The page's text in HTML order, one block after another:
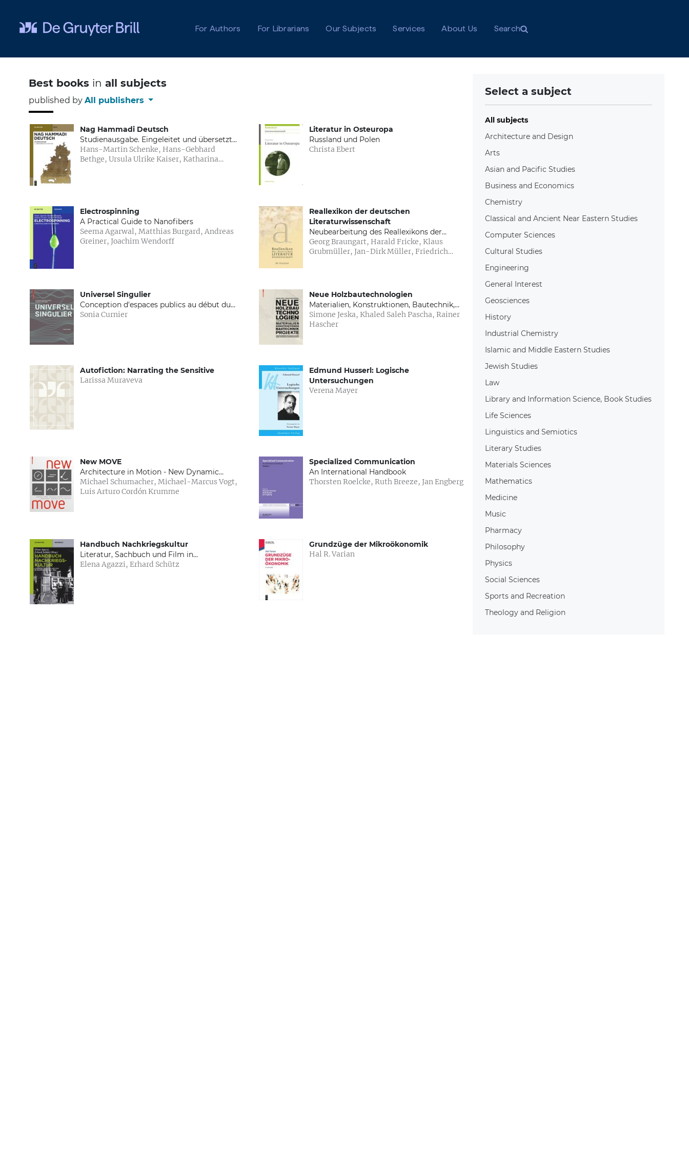
For Authors
For Librarians Our Subjects Services About Us Search
Best books in all subjects
published by All publishers
Nag Hammadi Deutsch
Studienausgabe. Eingeleitet und übersetzt
von Mitgliedern des Berliner Arbeitskreises
für Koptisch-Gnostische Schriften
Hans-Martin Schenke, Hans-Gebhard
Bethge, Ursula Ulrike Kaiser, Katharina
Literatur in Osteuropa
Russland und Polen
Christa Ebert
Electrospinning
A Practical Guide to Nanofibers
Seema Agarwal, Matthias Burgard, Andreas
Greiner, Joachim Wendorff
Reallexikon der deutschen
Literaturwissenschaft
Neubearbeitung des Reallexikons der
deutschen Literaturgeschichte. Bd. I: A – G.
Bd. II: H – O. Bd III: P – Z
Georg Braungart, Harald Fricke, Klaus
Grubmüller, Jan-Dirk Müller, Friedrich
Universel Singulier
Conception d'espaces publics au début du
XXIe siècle
Sonia Curnier
Neue Holzbautechnologien
Materialien, Konstruktionen, Bautechnik,
Projekte
Simone Jeska, Khaled Saleh Pascha, Rainer
Hascher
Autofiction: Narrating the Sensitive
Larissa Muraveva
Edmund Husserl: Logische
Untersuchungen
Verena Mayer
New MOVE
Architecture in Motion - New Dynamic
Components and Elements
Michael Schumacher, Michael-Marcus Vogt,
Luis Arturo Cordón Krumme
Specialized Communication
An International Handbook
Thorsten Roelcke, Ruth Breeze, Jan Engberg
Handbuch Nachkriegskultur
Literatur, Sachbuch und Film in
Deutschland (1945–1962)
Elena Agazzi, Erhard Schütz
Grundzüge der Mikroökonomik
Hal R. Varian
Select a subject
All subjects
Architecture and Design
Arts
Asian and Pacific Studies
Business and Economics
Chemistry
Classical and Ancient Near Eastern Studies
Computer Sciences
Cultural Studies
Engineering
General Interest
Geosciences
History
Industrial Chemistry
Islamic and Middle Eastern Studies
Jewish Studies
Law
Library and Information Science, Book Studies
Life Sciences
Linguistics and Semiotics
Literary Studies
Materials Sciences
Mathematics
Medicine
Music
Pharmacy
Philosophy
Physics
Social Sciences
Sports and Recreation
Theology and Religion